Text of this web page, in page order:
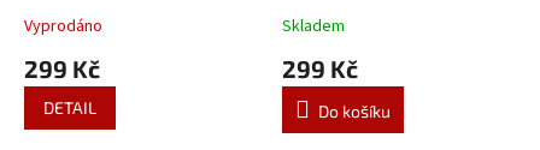
Vyprodáno
299 Kč
DETAIL
Skladem
299 Kč
Do košíku